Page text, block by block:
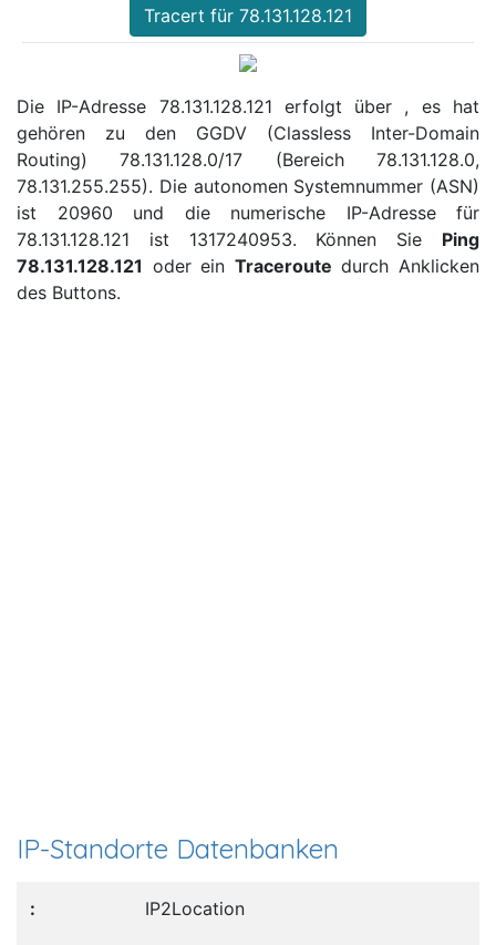
Tracert für 78.131.128.121
Die IP-Adresse 78.131.128.121 erfolgt über , es hat
gehören zu den GGDV (Classless Inter-Domain
Routing) 78.131.128.0/17 (Bereich 78.131.128.0,
78.131.255.255). Die autonomen Systemnummer (ASN)
ist 20960 und die numerische IP-Adresse für
78.131.128.121 ist 1317240953. Können Sie Ping
78.131.128.121 oder ein Traceroute durch Anklicken
des Buttons.
IP-Standorte Datenbanken
IP2Location